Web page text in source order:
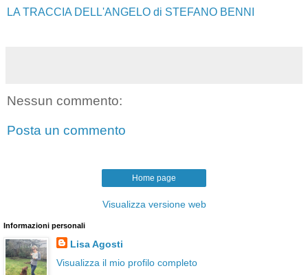
LA TRACCIA DELL'ANGELO di STEFANO BENNI
Nessun commento:
Posta un commento
Home page
Visualizza versione web
Informazioni personali
Lisa Agosti
Visualizza il mio profilo completo